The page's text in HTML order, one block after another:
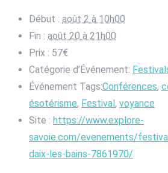
Début : août 2 à 10h00
Fin : août 20 à 21h00
Prix : 57€
Catégorie d’Événement:
Événement Tags:Conférences,
ésotérisme, Festival , voyance
Site : https://www.explore-
savoie.com/evenements/
daix-les-bains-7861970/